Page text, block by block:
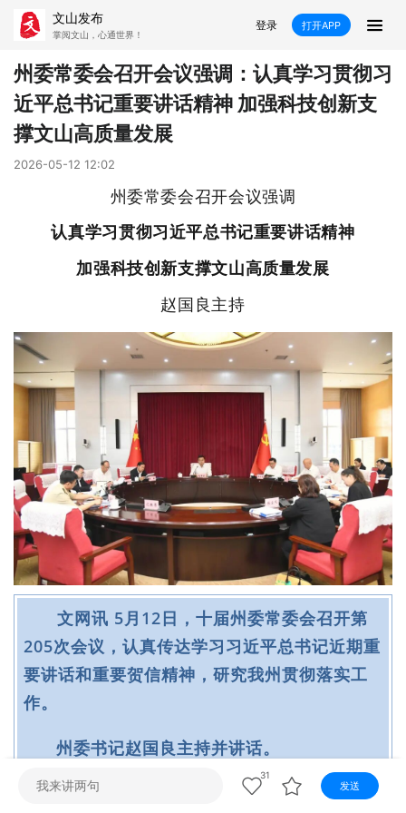
文山发布
掌阅文山，心通世界！
登录 打开APP
新闻
飞卡阅读 推荐 政声 好在文山
社会 科教
民族 商务
马关县 丘北县 广南县 富宁县
视频快刷 视频点播 阿文工作室 文山新闻
壮语节目 苗语节目
州委常委会召开会议强调：认真学习贯彻习
近平总书记重要讲话精神 加强科技创新支
撑文山高质量发展
2026-05-12 12:02
州委常委会召开会议强调
认真学习贯彻习近平总书记重要讲话精神
加强科技创新支撑文山高质量发展
赵国良主持
文网讯 5月12日，十届州委常委会召开第
205次会议，认真传达学习习近平总书记近期重
要讲话和重要贺信精神，研究我州贯彻落实工
作。
州委书记赵国良主持并讲话。
31
发送